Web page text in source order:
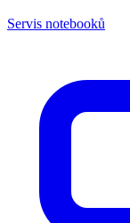
Servis notebooků